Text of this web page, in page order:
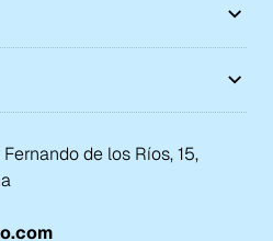
de los Ríos, 15,